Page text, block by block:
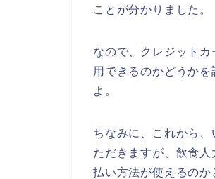
ことが分かりました。
なので、クレジット
用できるのかどうか
よ。
ちなみに、これから
ただきますが、飲食
払い方法が使えるの